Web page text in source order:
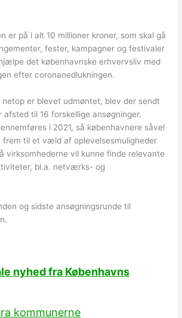
er på i alt 10 millioner kroner, som skal gå
fester, kampagner og festivaler
det københavnske erhvervsliv med
efter coronanedlukningen.
netop er blevet udmøntet, blev der sendt
afsted til 16 forskellige ansøgninger.
i 2021, så københavnere såvel
frem til et væld af oplevelsesmuligheder
virksomhederne vil kunne finde relevante
bl.a. netværks- og
og sidste ansøgningsrunde til
nyhed fra Københavns
kommunerne